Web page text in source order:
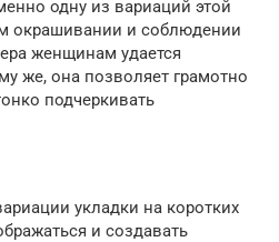
одну из вариаций этой
окрашивании и соблюдении
женщинам удается
же, она позволяет грамотно
подчеркивать
укладки на коротких
и создавать